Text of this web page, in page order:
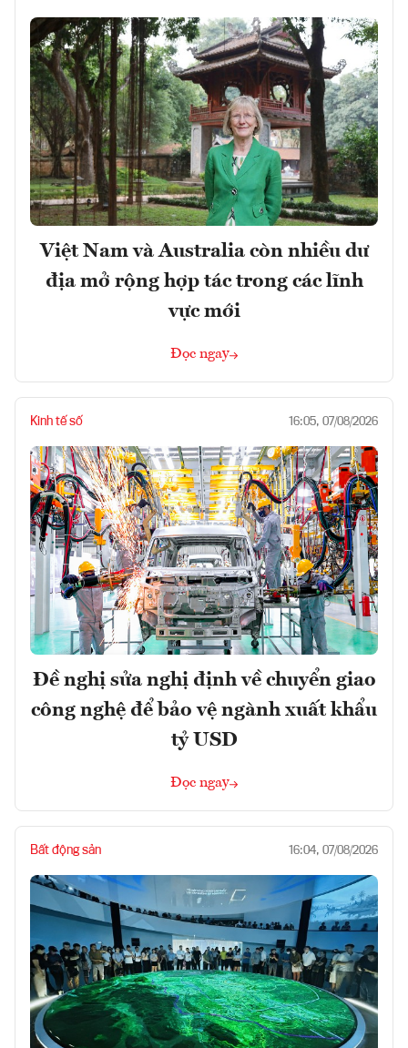
Việt Nam và Australia còn nhiều dư
địa mở rộng hợp tác trong các lĩnh
vực mới
Đọc ngay
Kinh tế số 16:05, 07/08/2026
Đề nghị sửa nghị định về chuyển giao
công nghệ để bảo vệ ngành xuất khẩu
tỷ USD
Đọc ngay
Bất động sản 16:04, 07/08/2026